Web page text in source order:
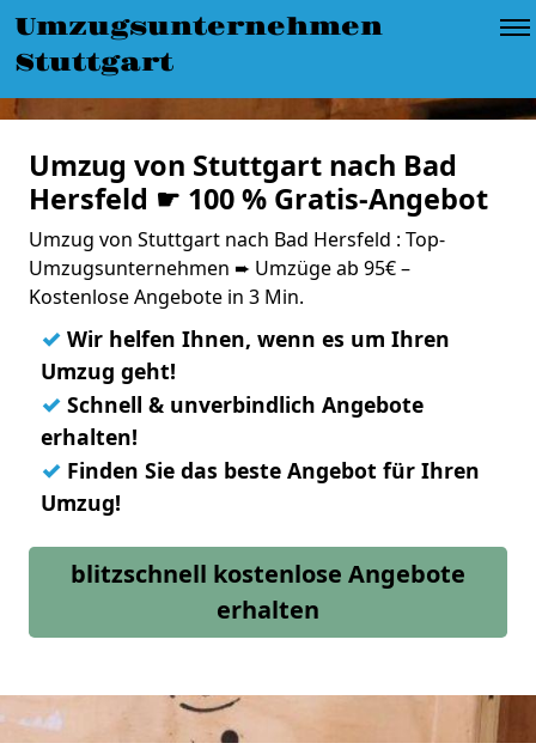
Umzugsunternehmen
Stuttgart
Umzug von Stuttgart nach Bad
Hersfeld ☛ 100 % Gratis-Angebot
Umzug von Stuttgart nach Bad Hersfeld : Top-
Umzugsunternehmen ➨ Umzüge ab 95€ –
Kostenlose Angebote in 3 Min.
✓ Wir helfen Ihnen, wenn es um Ihren
Umzug geht!
✓ Schnell & unverbindlich Angebote
erhalten!
✓ Finden Sie das beste Angebot für Ihren
Umzug!
blitzschnell kostenlose Angebote
erhalten